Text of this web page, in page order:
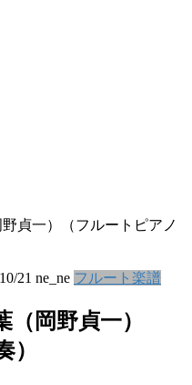
貞一）（フルートピアノ
21 ne_ne フルート楽譜
（岡野貞一）
）